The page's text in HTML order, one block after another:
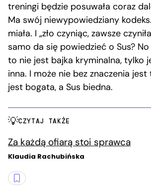
treningi będzie posuwała coraz
Ma swój niewypowiedziany
miała. I „zło czyniąc, zawsze
samo da się powiedzieć o Sus? No
to nie jest bajka kryminalna, tylko
inna. I może nie bez znaczenia jest
jest bogata, a Sus biedna.
CZYTAJ TAKŻE
Za każdą ofiarą stoi sprawca
Klaudia Rachubińska